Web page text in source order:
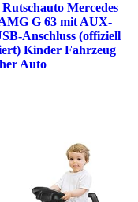
Mercedes
G 63 mit AUX-
Anschluss (offiziell
Kinder Fahrzeug
Auto